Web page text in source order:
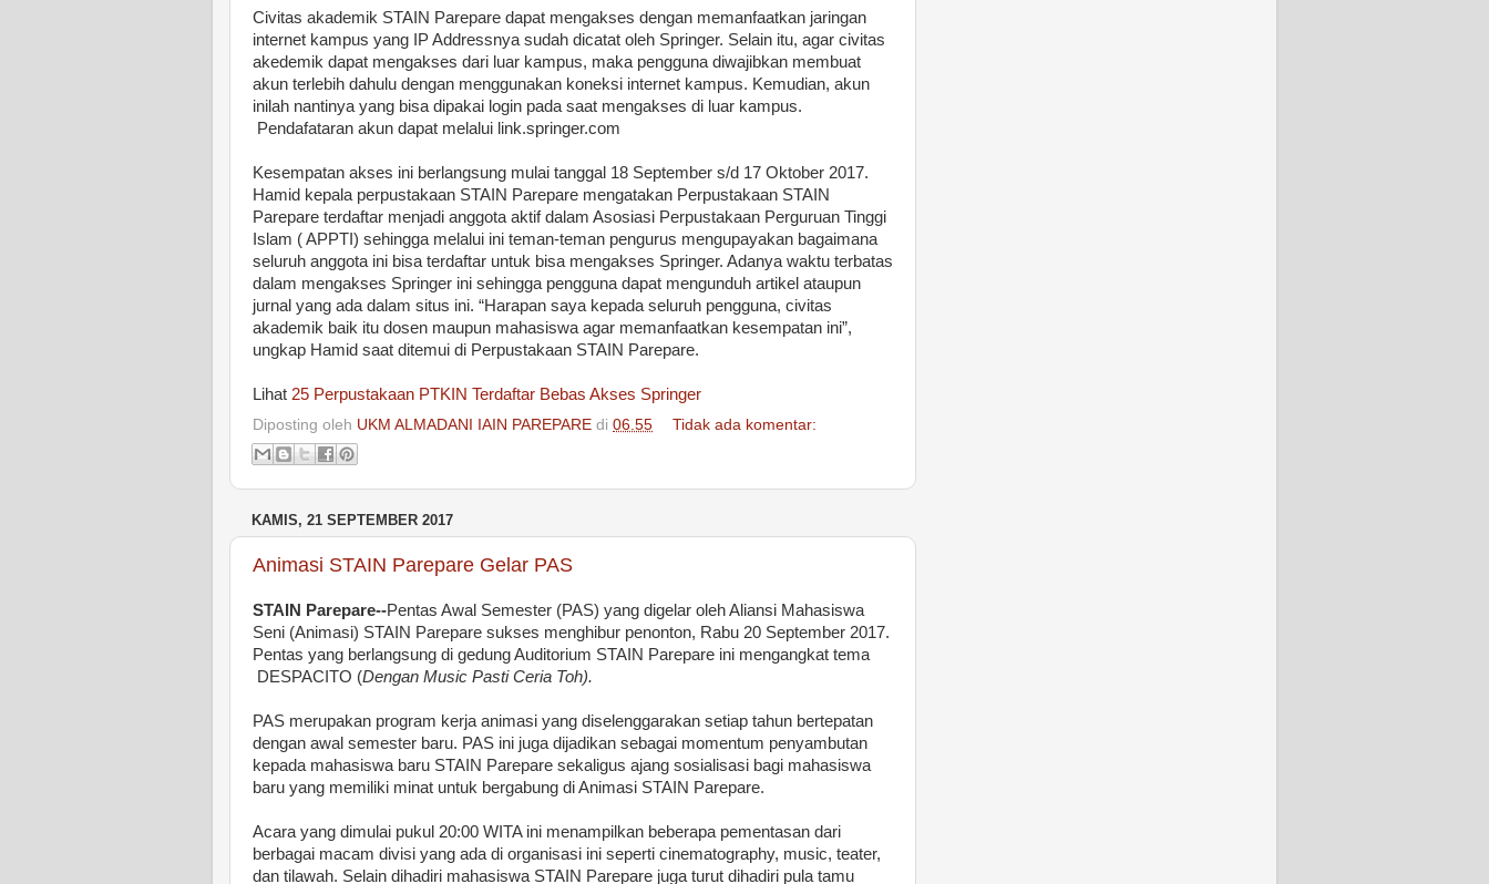
Civitas akademik STAIN Parepare dapat mengakses dengan memanfaatkan jaringan
internet kampus yang IP Addressnya sudah dicatat oleh Springer. Selain itu, agar civitas
akedemik dapat mengakses dari luar kampus, maka pengguna diwajibkan membuat
akun terlebih dahulu dengan menggunakan koneksi internet kampus. Kemudian, akun
inilah nantinya yang bisa dipakai login pada saat mengakses di luar kampus.
Pendafataran akun dapat melalui link.springer.com
Kesempatan akses ini berlangsung mulai tanggal 18 September s/d 17 Oktober 2017.
Hamid kepala perpustakaan STAIN Parepare mengatakan Perpustakaan STAIN
Parepare terdaftar menjadi anggota aktif dalam Asosiasi Perpustakaan Perguruan Tinggi
Islam ( APPTI) sehingga melalui ini teman-teman pengurus mengupayakan bagaimana
seluruh anggota ini bisa terdaftar untuk bisa mengakses Springer. Adanya waktu terbatas
dalam mengakses Springer ini sehingga pengguna dapat mengunduh artikel ataupun
jurnal yang ada dalam situs ini. “Harapan saya kepada seluruh pengguna, civitas
akademik baik itu dosen maupun mahasiswa agar memanfaatkan kesempatan ini”,
ungkap Hamid saat ditemui di Perpustakaan STAIN Parepare.
Lihat 25 Perpustakaan PTKIN Terdaftar Bebas Akses Springer
Diposting oleh UKM ALMADANI IAIN PAREPARE di 06.55 Tidak ada komentar:
KAMIS, 21 SEPTEMBER 2017
Animasi STAIN Parepare Gelar PAS
STAIN Parepare--Pentas Awal Semester (PAS) yang digelar oleh Aliansi Mahasiswa
Seni (Animasi) STAIN Parepare sukses menghibur penonton, Rabu 20 September 2017.
Pentas yang berlangsung di gedung Auditorium STAIN Parepare ini mengangkat tema
DESPACITO (Dengan Music Pasti Ceria Toh).
PAS merupakan program kerja animasi yang diselenggarakan setiap tahun bertepatan
dengan awal semester baru. PAS ini juga dijadikan sebagai momentum penyambutan
kepada mahasiswa baru STAIN Parepare sekaligus ajang sosialisasi bagi mahasiswa
baru yang memiliki minat untuk bergabung di Animasi STAIN Parepare.
Acara yang dimulai pukul 20:00 WITA ini menampilkan beberapa pementasan dari
berbagai macam divisi yang ada di organisasi ini seperti cinematography, music, teater,
dan tilawah. Selain dihadiri mahasiswa STAIN Parepare juga turut dihadiri pula tamu